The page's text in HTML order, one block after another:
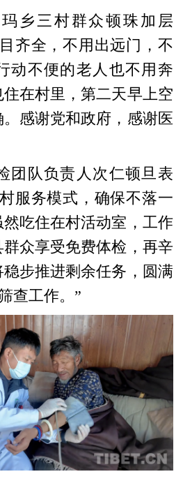
乡三村群众顿珠加层
齐全，不用出远门，不
动不便的老人也不用奔
在村里，第二天早上空
感谢党和政府，感谢医
团队负责人次仁顿旦表
服务模式，确保不落一
吃住在村活动室，工作
众享受免费体检，再辛
步推进剩余任务，圆满
查工作。”